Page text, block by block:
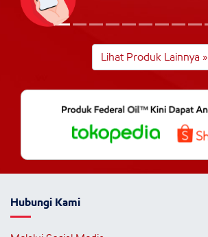
Lihat Produk Lainnya »
Hubungi Kami